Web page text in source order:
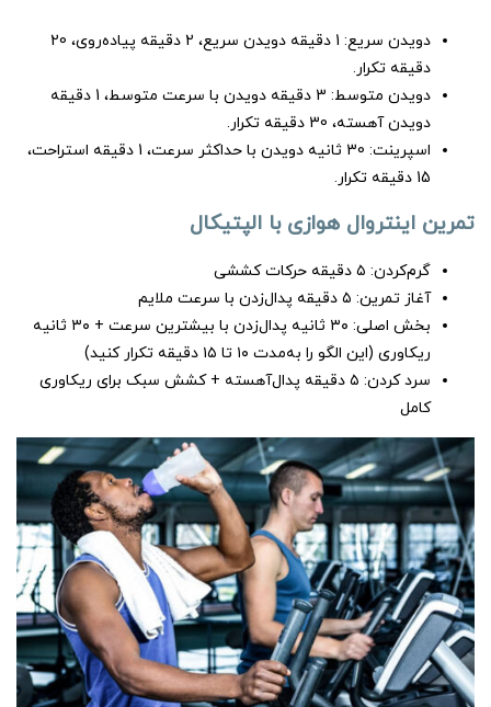
دویدن سریع: 1 دقیقه دویدن سریع، 2 دقیقه پیاده‌روی، 20
دقیقه تکرار.
دویدن متوسط: 3 دقیقه دویدن با سرعت متوسط، 1 دقیقه
دویدن آهسته، 30 دقیقه تکرار.
اسپرینت: 30 ثانیه دویدن با حداکثر سرعت، 1 دقیقه استراحت،
15 دقیقه تکرار.
تمرین اینتروال هوازی با الپتیکال
گرم‌کردن: ۵ دقیقه حرکات کششی
آغاز تمرین: ۵ دقیقه پدال‌زدن با سرعت ملایم
بخش اصلی: ۳۰ ثانیه پدال‌زدن با بیشترین سرعت + ۳۰ ثانیه
ریکاوری (این الگو را به‌مدت ۱۰ تا ۱۵ دقیقه تکرار کنید)
سرد کردن: ۵ دقیقه پدال‌آهسته + کشش سبک برای ریکاوری
کامل